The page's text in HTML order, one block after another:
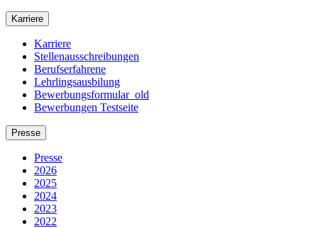
Karriere
Karriere
Stellenausschreibungen
Berufserfahrene
Lehrlingsausbilung
Bewerbungsformular_old
Bewerbungen Testseite
Presse
Presse
2026
2025
2024
2023
2022